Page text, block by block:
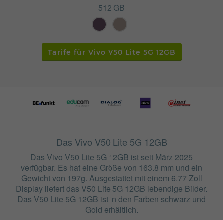
512 GB
Tarife für Vivo V50 Lite 5G 12GB
Das Vivo V50 Lite 5G 12GB
Das Vivo V50 Lite 5G 12GB ist seit März 2025
verfügbar. Es hat eine Größe von 163.8 mm und ein
Gewicht von 197g. Ausgestattet mit einem 6.77 Zoll
Display liefert das V50 Lite 5G 12GB lebendige Bilder.
Das V50 Lite 5G 12GB ist in den Farben schwarz und
Gold erhältlich.